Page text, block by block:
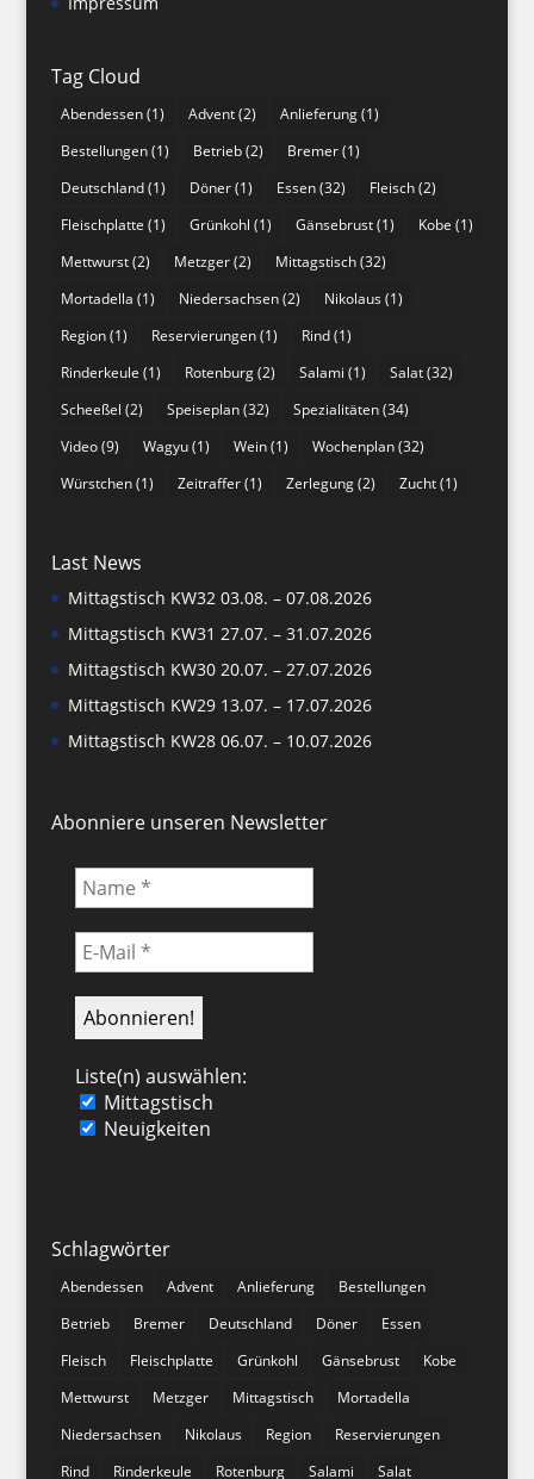
Tag Cloud
Abendessen(1) Advent(2) Anlieferung(1)
Bestellungen(1) Betrieb(2) Bremer(1)
Deutschland(1) Döner(1) Essen(32) Fleisch(2)
Fleischplatte (1) Grünkohl (1) Gänsebrust(1) Kobe (1)
Mettwurst(2) Metzger(2) Mittagstisch(32)
Mortadella (1) Niedersachsen(2) Nikolaus (1)
Region(1) Reservierungen(1) Rind(1)
Rinderkeule (1) Rotenburg(2) Salami (1) Salat(32)
Scheeßel (2) Speiseplan(32) Spezialitäten(34)
Video(9) Wagyu(1) Wein(1) Wochenplan(32)
Würstchen(1) Zeitraffer(1) Zerlegung(2) Zucht(1)
Last News
Mittagstisch KW32 03.08. – 07.08.2026
Mittagstisch KW31 27.07. – 31.07.2026
Mittagstisch KW30 20.07. – 27.07.2026
Mittagstisch KW29 13.07. – 17.07.2026
Mittagstisch KW28 06.07. – 10.07.2026
Abonniere unseren Newsletter
Liste(n) auswählen:
Mittagstisch
Neuigkeiten
Schlagwörter
Abendessen Advent Anlieferung
Bestellungen
Betrieb
Bremer Deutschland Döner
Essen
Fleisch
Fleischplatte Grünkohl Gänsebrust
Kobe
Mettwurst
Metzger Mittagstisch
Mortadella
Niedersachsen
Nikolaus Region
Reservierungen
Rind
Rinderkeule Rotenburg Salami Salat